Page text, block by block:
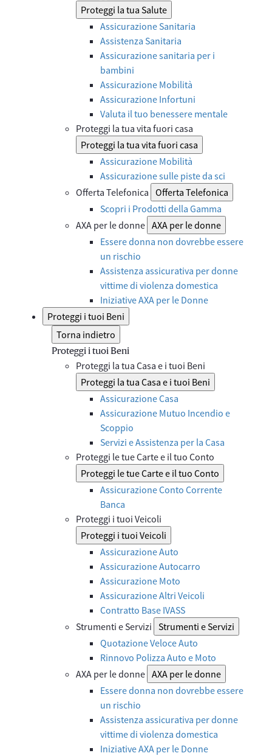
Proteggi la tua Salute
Assicurazione Sanitaria
Assistenza Sanitaria
Assicurazione sanitaria per i
bambini
Assicurazione Mobilità
Assicurazione Infortuni
Valuta il tuo benessere mentale
Proteggi la tua vita fuori casa
Proteggi la tua vita fuori casa
Assicurazione Mobilità
Assicurazione sulle piste da sci
Offerta Telefonica Offerta Telefonica
Scopri i Prodotti della Gamma
AXA per le donne AXA per le donne
Essere donna non dovrebbe essere
un rischio
Assistenza assicurativa per donne
vittime di violenza domestica
Iniziative AXA per le Donne
Proteggi i tuoi Beni
Torna indietro
Proteggi i tuoi Beni
Proteggi la tua Casa e i tuoi Beni
Proteggi la tua Casa e i tuoi Beni
Assicurazione Casa
Assicurazione Mutuo Incendio e
Scoppio
Servizi e Assistenza per la Casa
Proteggi le tue Carte e il tuo Conto
Proteggi le tue Carte e il tuo Conto
Assicurazione Conto Corrente
Banca
Proteggi i tuoi Veicoli
Proteggi i tuoi Veicoli
Assicurazione Auto
Assicurazione Autocarro
Assicurazione Moto
Assicurazione Altri Veicoli
Contratto Base IVASS
Strumenti e Servizi Strumenti e Servizi
Quotazione Veloce Auto
Rinnovo Polizza Auto e Moto
AXA per le donne AXA per le donne
Essere donna non dovrebbe essere
un rischio
Assistenza assicurativa per donne
vittime di violenza domestica
Iniziative AXA per le Donne